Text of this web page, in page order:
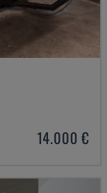
14.000 €